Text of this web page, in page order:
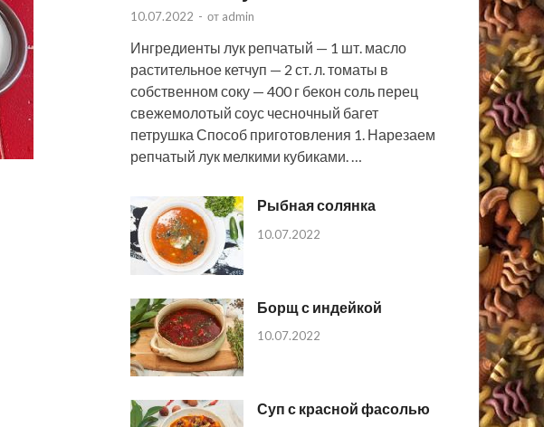
10.07.2022 - от admin
Ингредиенты лук репчатый — 1 шт. масло
растительное кетчуп — 2 ст. л. томаты в
собственном соку — 400 г бекон соль перец
свежемолотый соус чесночный багет
петрушка Способ приготовления 1. Нарезаем
репчатый лук мелкими кубиками. …
Рыбная солянка
10.07.2022
Борщ с индейкой
10.07.2022
Суп с красной фасолью